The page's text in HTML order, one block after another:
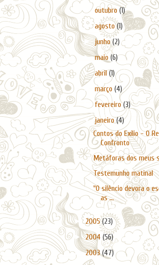
►outubro(1)
►agosto(1)
►junho(2)
►maio(6)
►abril(1)
►março(4)
►fevereiro(3)
▼janeiro(4)
Contos do Exílio - O
Confronto
Metáforas dos meus
Testemunho matinal
"O silêncio devora o
as ...
►2005(23)
►2004 (56)
►2003(47)